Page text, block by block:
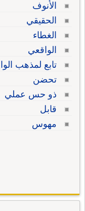
الأنوف
الحقيقي
الغطاء
الواقعي
تابع لمذهب
تحضن
ذو حس عملي
قابل
مهوس